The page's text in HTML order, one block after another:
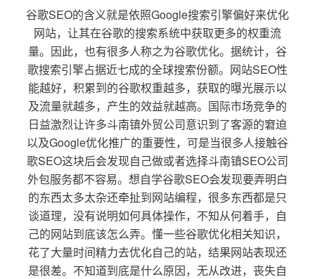
谷歌SEO的含义就是依照Google搜索引擎偏好来优化
网站，让其在谷歌的搜索系统中获取更多的权重流
量。因此，也有很多人称之为谷歌优化。据统计，谷
歌搜索引擎占据近七成的全球搜索份额。网站SEO性
能越好，积累到的谷歌权重越多，获取的曝光展示以
及流量就越多，产生的效益就越高。国际市场竞争的
日益激烈让许多斗南镇外贸公司意识到了客源的窘迫
以及Google优化推广的重要性，可是当很多人接触谷
歌SEO这块后会发现自己做或者选择斗南镇SEO公司
外包服务都不容易。想自学谷歌SEO会发现要弄明白
的东西太多太杂还牵扯到网站编程，很多东西都是只
谈道理，没有说明如何具体操作，不知从何着手，自
己的网站到底该怎么弄。懂一些谷歌优化相关知识，
花了大量时间精力去优化自己的站，结果网站表现还
是很差。不知道到底是什么原因，无从改进，丧失自